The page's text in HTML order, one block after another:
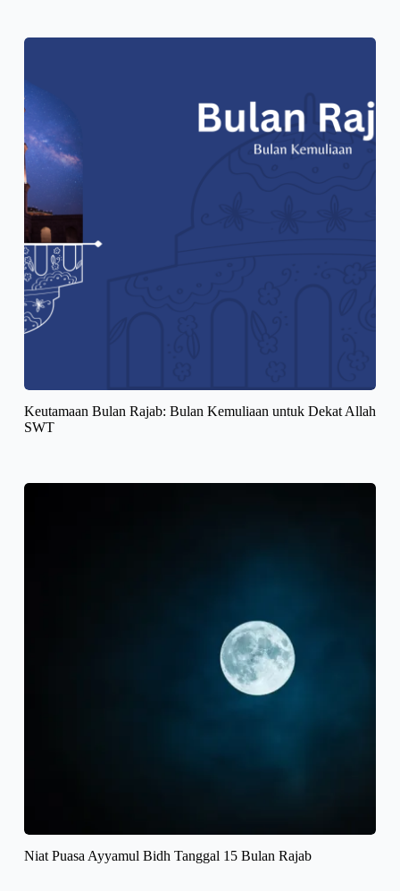
Keutamaan Bulan Rajab: Bulan Kemuliaan untuk Dekat Allah
SWT
Niat Puasa Ayyamul Bidh Tanggal 15 Bulan Rajab